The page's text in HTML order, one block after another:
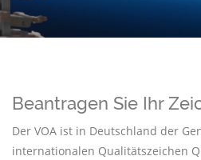
Beantragen Sie Ihr
Der VOA ist in Deutschland der
internationalen Qualitätszeichen